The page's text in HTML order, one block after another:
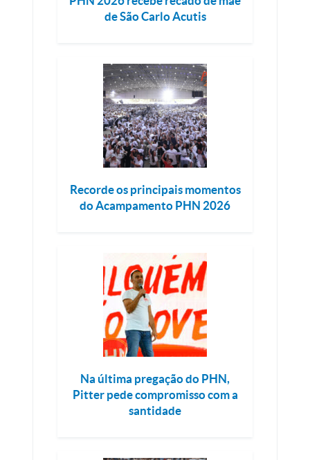
de São Carlo Acutis
Recorde os principais momentos
do Acampamento PHN 2026
Na última pregação do PHN,
Pitter pede compromisso com a
santidade